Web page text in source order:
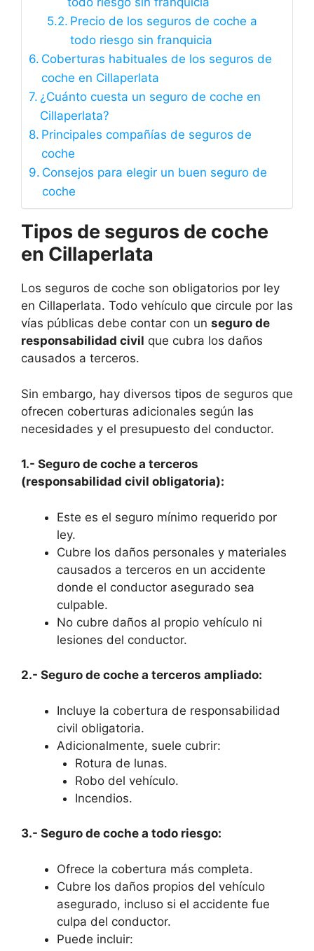
Precio de los seguros de coche a
todo riesgo sin franquicia
Coberturas habituales de los seguros de
coche en Cillaperlata
¿Cuánto cuesta un seguro de coche en
Cillaperlata?
Principales compañías de seguros de
coche
Consejos para elegir un buen seguro de
coche
Tipos de seguros de coche
en Cillaperlata
Los seguros de coche son obligatorios por ley
en Cillaperlata. Todo vehículo que circule por las
vías públicas debe contar con un seguro de
responsabilidad civil que cubra los daños
causados a terceros.
Sin embargo, hay diversos tipos de seguros que
ofrecen coberturas adicionales según las
necesidades y el presupuesto del conductor.
1.- Seguro de coche a terceros
(responsabilidad civil obligatoria):
Este es el seguro mínimo requerido por
ley.
Cubre los daños personales y materiales
causados a terceros en un accidente
donde el conductor asegurado sea
culpable.
No cubre daños al propio vehículo ni
lesiones del conductor.
2.- Seguro de coche a terceros ampliado:
Incluye la cobertura de responsabilidad
civil obligatoria.
Adicionalmente, suele cubrir:
Rotura de lunas.
Robo del vehículo.
Incendios.
3.- Seguro de coche a todo riesgo:
Ofrece la cobertura más completa.
Cubre los daños propios del vehículo
asegurado, incluso si el accidente fue
culpa del conductor.
Puede incluir: